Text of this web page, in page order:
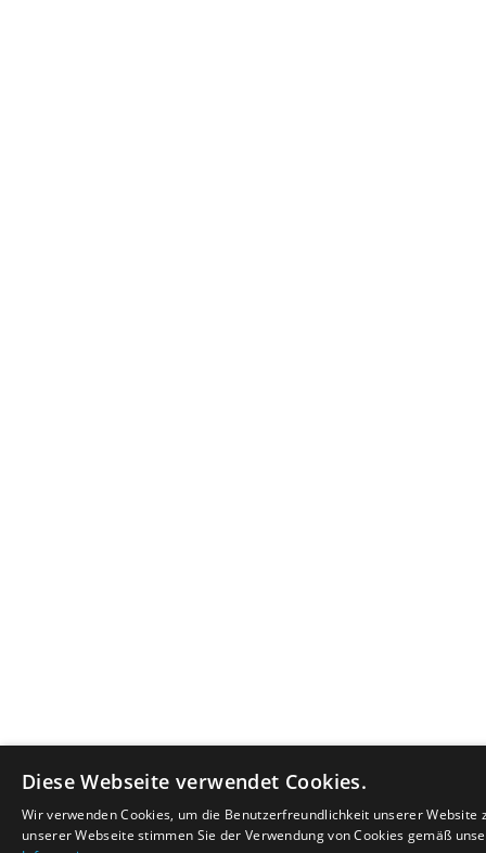
Diese Webseite verwendet Cookies.
Wir verwenden Cookies, um die Benutzerfreundlichkeit unserer
unserer Webseite stimmen Sie der Verwendung von Cookies gemäß